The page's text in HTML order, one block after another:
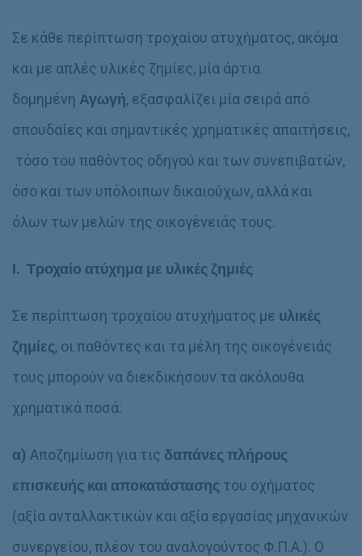
Σε κάθε περίπτωση τροχαίου ατυχήματος, ακόμα
και με απλές υλικές ζημίες, μία άρτια
δομημένη Αγωγή, εξασφαλίζει μία σειρά από
σπουδαίες και σημαντικές χρηματικές απαιτήσεις,
τόσο του παθόντος οδηγού και των συνεπιβατών,
όσο και των υπόλοιπων δικαιούχων, αλλά και
όλων των μελών της οικογένειάς τους.
Ι. Τροχαίο ατύχημα με υλικές ζημιές
Σε περίπτωση τροχαίου ατυχήματος με υλικές
ζημίες, οι παθόντες και τα μέλη της οικογένειάς
τους μπορούν να διεκδικήσουν τα ακόλουθα
χρηματικά ποσά:
α) Αποζημίωση για τις δαπάνες πλήρους
επισκευής και αποκατάστασης του οχήματος
(αξία ανταλλακτικών και αξία εργασίας μηχανικών
συνεργείου, πλέον του αναλογούντος Φ.Π.Α.). Ο